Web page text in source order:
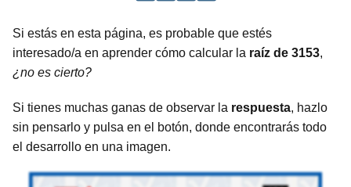
Si estás en esta página, es probable que estés
interesado/a en aprender cómo calcular la raíz de 3153,
¿no es cierto?
Si tienes muchas ganas de observar la respuesta, hazlo
sin pensarlo y pulsa en el botón, donde encontrarás todo
el desarrollo en una imagen.